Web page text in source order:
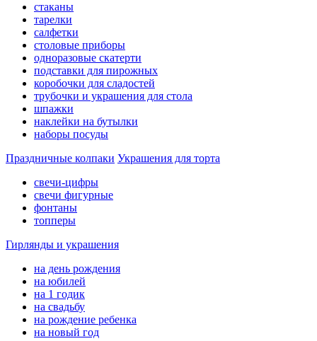
стаканы
тарелки
салфетки
столовые приборы
одноразовые скатерти
подставки для пирожных
коробочки для сладостей
трубочки и украшения для стола
шпажки
наклейки на бутылки
наборы посуды
Праздничные колпаки Украшения для торта
свечи-цифры
свечи фигурные
фонтаны
топперы
Гирлянды и украшения
на день рождения
на юбилей
на 1 годик
на свадьбу
на рождение ребенка
на новый год